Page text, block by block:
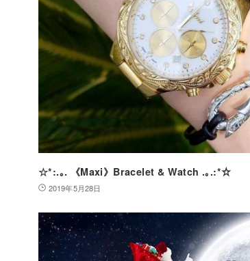
☆*:.｡. 《Maxi》Bracelet & Watch .｡.:*☆
2019年5月28日